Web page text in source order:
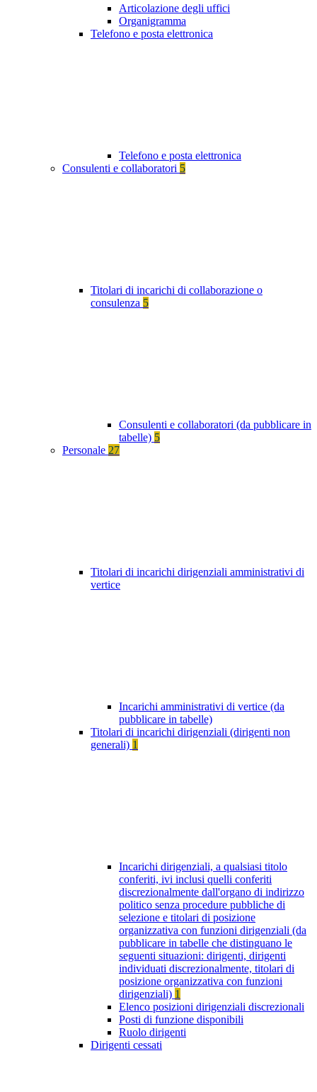
Articolazione degli uffici
Organigramma
Telefono e posta elettronica
Telefono e posta elettronica
Consulenti e collaboratori 5
Titolari di incarichi di collaborazione o
consulenza 5
Consulenti e collaboratori (da pubblicare in
tabelle) 5
Personale 27
Titolari di incarichi dirigenziali amministrativi di
vertice
Incarichi amministrativi di vertice (da
pubblicare in tabelle)
Titolari di incarichi dirigenziali (dirigenti non
generali) 1
Incarichi dirigenziali, a qualsiasi titolo
conferiti, ivi inclusi quelli conferiti
discrezionalmente dall'organo di indirizzo
politico senza procedure pubbliche di
selezione e titolari di posizione
organizzativa con funzioni dirigenziali (da
pubblicare in tabelle che distinguano le
seguenti situazioni: dirigenti, dirigenti
individuati discrezionalmente, titolari di
posizione organizzativa con funzioni
dirigenziali) 1
Elenco posizioni dirigenziali discrezionali
Posti di funzione disponibili
Ruolo dirigenti
Dirigenti cessati